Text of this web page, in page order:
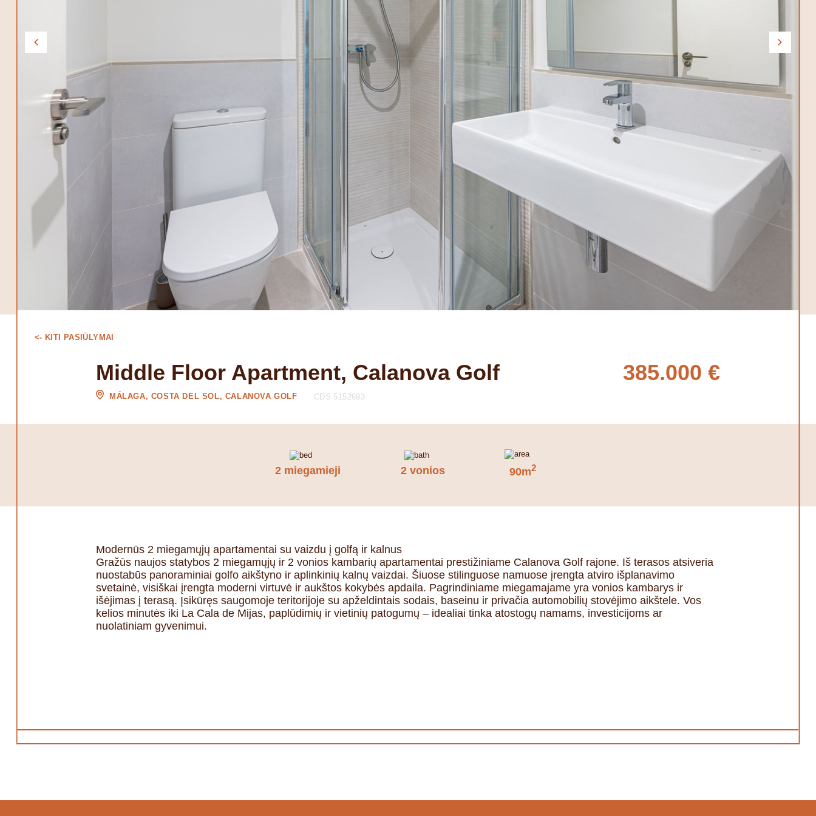
<- KITI PASIŪLYMAI
Middle Floor Apartment, Calanova Golf
MÁLAGA, COSTA DEL SOL, CALANOVA GOLF CDS 5152693
385.000 €
2 miegamieji 2 vonios 90m2
Modernūs 2 miegamųjų apartamentai su vaizdu į golfą ir kalnus
Gražūs naujos statybos 2 miegamųjų ir 2 vonios kambarių apartamentai prestižiniame Calanova Golf rajone. Iš terasos atsiveria
nuostabūs panoraminiai golfo aikštyno ir aplinkinių kalnų vaizdai. Šiuose stilinguose namuose įrengta atviro išplanavimo
svetainė, visiškai įrengta moderni virtuvė ir aukštos kokybės apdaila. Pagrindiniame miegamajame yra vonios kambarys ir
išėjimas į terasą. Įsikūręs saugomoje teritorijoje su apželdintais sodais, baseinu ir privačia automobilių stovėjimo aikštele. Vos
kelios minutės iki La Cala de Mijas, paplūdimių ir vietinių patogumų – idealiai tinka atostogų namams, investicijoms ar
nuolatiniam gyvenimui.